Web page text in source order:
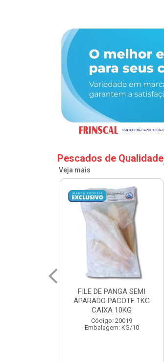
Pescados de Qualidade
Veja mais
POLACA DESFIADA
PESCAMARES PCT5KG
CX10KG
Código: 20161
Embalagem: KG/10